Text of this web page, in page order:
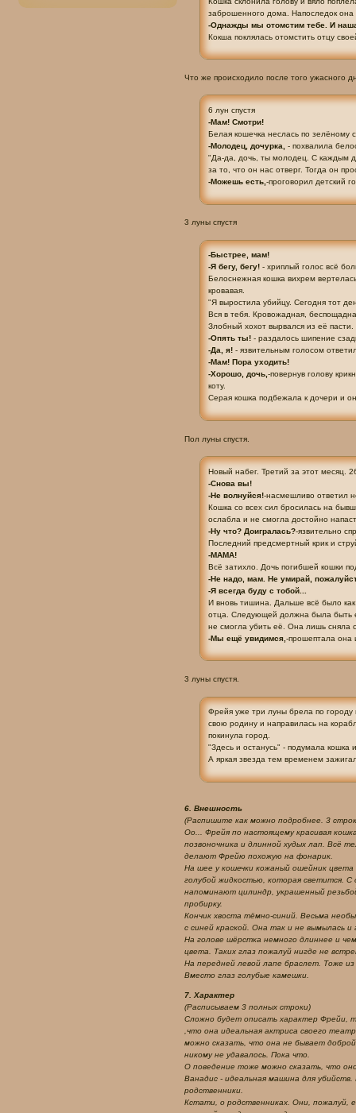
заброшенного дома. Напоследок она
-Однажды мы отомстим тебе. И
Кокша поклялась отомстить отцу
Что же происходило после того ужасного
6 лун спустя
-Мам! Смотри!
Белая кошечка неслась по зелёному
-Молодец, дочурка,
- похвалила
"Да-да, дочь, ты молодец. С каждым
за то, что он нас отверг. Тогда он
-Можешь есть,-проговорил детский
3 луны спустя
-Быстрее, мам!
-Я бегу, бегу! - хриплый голос всё
Белоснежная кошка вихрем
кровавая.
"Я выростила убийцу. Сегодня тот
Вся в тебя. Кровожадная,
Злобный хохот вырвался из её
-Опять ты! - раздалось шипение
-Да, я! - язвительным голосом
-Мам! Пора уходить!
-Хорошо, дочь,-повернув голову
коту.
Серая кошка подбежала к дочери и
Пол луны спустя.
Новый набег. Третий за этот месяц.
-Снова вы!
-Не волнуйся!-насмешливо ответил
Кошка со всех сил бросилась на
ослабла и не смогла достойно
-Ну что? Доигралась?-язвительно
Последний предсмертный крик и
-МАМА!
Всё затихло. Дочь погибшей кошки
-Не надо, мам. Не умирай,
-Я всегда буду с тобой...
И вновь тишина. Дальше всё было
отца. Следующей должна была быть
не смогла убить её. Она лишь сняла
-Мы ещё увидимся,-прошептала она
3 луны спустя.
Фрейя уже три луны брела по городу
свою родину и направилась на
покинула город.
"Здесь и останусь" - подумала
А яркая звезда тем временем
6. Внешность
(Распишите как можно подробнее. 3
Оо... Фрейя по настоящему красивая
позвоночника и длинной худых лап. Всё
делают Фрейю похожую на фонарик.
На шее у кошечки кожаный ошейник
голубой жидкостью, которая светится.
напоминают цилиндр, украшенный
пробирку.
Кончик хвоста тёмно-синий. Весьма
с синей краской. Она так и не вымылась
На голове шёрстка немного длиннее и
цвета. Таких глаз пожалуй нигде не
На передней левой лапе браслет. Тоже
Вместо глаз голубые камешки.
7. Характер
(Расписываем 3 полных строки)
Сложно будет описать характер Фрейи,
,что она идеальная актриса своего
можно сказать, что она не бывает
никому не удавалось. Пока что.
О поведение тоже можно сказать, что
Ванадис - идеальная машина для
родственники.
Кстати, о родственниках. Они, пожалуй,